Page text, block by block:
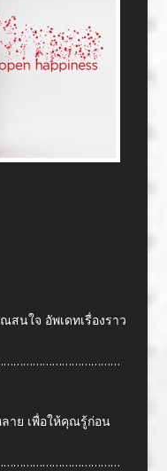
สนใจ อัพเดทเรื่องราว
าย เพื่อให้คุณรู้ก่อน